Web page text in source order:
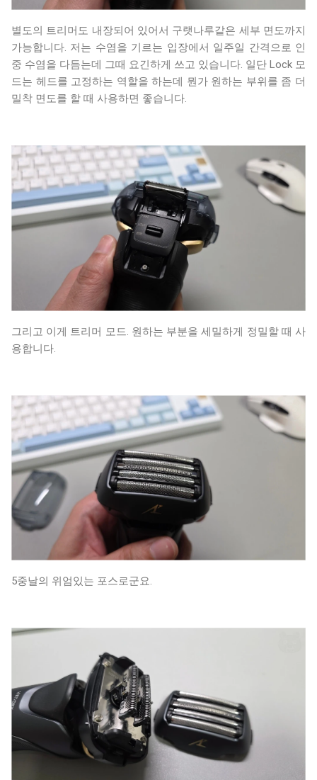
별도의 트리머도 내장되어 있어서 구랫나루같은 세부 면도까지
가능합니다. 저는 수염을 기르는 입장에서 일주일 간격으로 인
중 수염을 다듬는데 그때 요긴하게 쓰고 있습니다. 일단 Lock 모
드는 헤드를 고정하는 역할을 하는데 뭔가 원하는 부위를 좀 더
밀착 면도를 할 때 사용하면 좋습니다.
그리고 이게 트리머 모드. 원하는 부분을 세밀하게 정밀할 때 사
용합니다.
5중날의 위엄있는 포스로군요.